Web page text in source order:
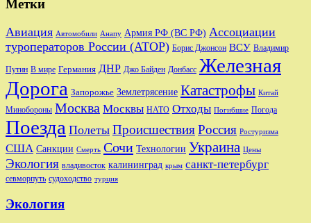
Метки
Авиация Автомобили Анапу Армия РФ (ВС РФ) Ассоциации
туроператоров России (АТОР) Борис Джонсон ВСУ Владимир
Путин В мире Германия ДНР Джо Байден Донбасс Железная
Дорога Запорожье Землетрясение Катастрофы Китай
Минобороны Москва Москвы НАТО Отходы Погибшие Погода
Поезда Полеты ПроисшествияРоссия Ростуризма
США Санкции Смерть Сочи Технологии Украина Цены
Экология владивосток калининград крым санкт-петербург
севморпуть судоходство турция
Экология